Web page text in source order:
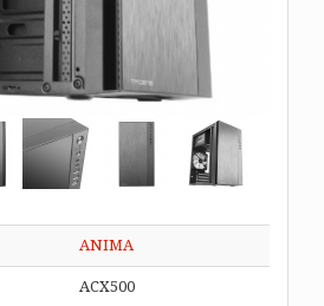
ANIMA
ACX500